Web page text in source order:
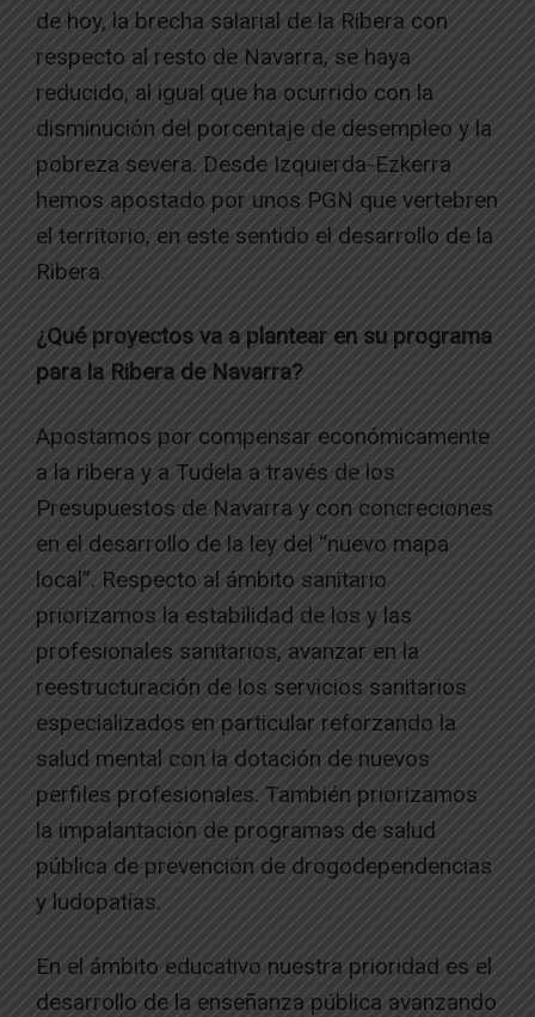
de hoy, la brecha salarial de la Ribera con
respecto al resto de Navarra, se haya
reducido, al igual que ha ocurrido con la
disminución del porcentaje de desempleo y la
pobreza severa. Desde Izquierda-Ezkerra
hemos apostado por unos PGN que vertebren
el territorio, en este sentido el desarrollo de la
Ribera.
¿Qué proyectos va a plantear en su programa
para la Ribera de Navarra?
Apostamos por compensar económicamente
a la ribera y a Tudela a través de los
Presupuestos de Navarra y con concreciones
en el desarrollo de la ley del “nuevo mapa
local”. Respecto al ámbito sanitario
priorizamos la estabilidad de los y las
profesionales sanitarios, avanzar en la
reestructuración de los servicios sanitarios
especializados en particular reforzando la
salud mental con la dotación de nuevos
perfiles profesionales. También priorizamos
la impalantación de programas de salud
pública de prevención de drogodependencias
y ludopatías.
En el ámbito educativo nuestra prioridad es el
desarrollo de la enseñanza pública avanzando